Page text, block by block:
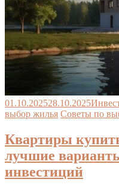
01.10.202528.10.2025
выбор жилья Советы по
Квартиры
лучшие
инвестиций